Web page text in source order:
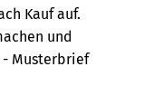
Kauf auf.
und
Musterbrief